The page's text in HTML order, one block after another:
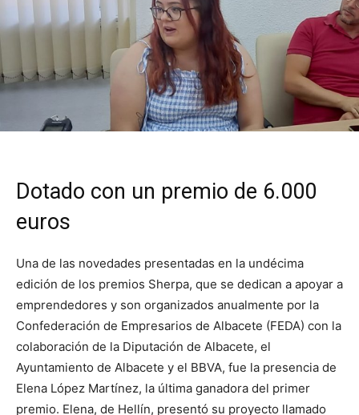
Dotado con un premio de 6.000
euros
Una de las novedades presentadas en la undécima
edición de los premios Sherpa, que se dedican a apoyar a
emprendedores y son organizados anualmente por la
Confederación de Empresarios de Albacete (FEDA) con la
colaboración de la Diputación de Albacete, el
Ayuntamiento de Albacete y el BBVA, fue la presencia de
Elena López Martínez, la última ganadora del primer
premio. Elena, de Hellín, presentó su proyecto llamado